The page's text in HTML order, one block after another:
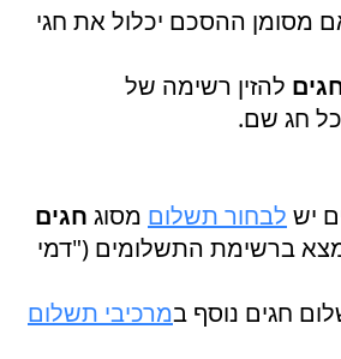
מסומן ההסכם יכלול את חגי
להזין רשימה של
חג שם.
יש לבחור תשלום מסוג חגים
ברשימת התשלומים ("דמי
חגים נוסף במרכיבי תשלום